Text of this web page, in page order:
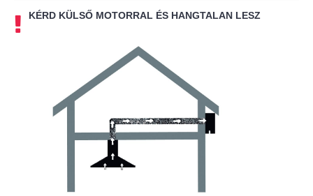
KÉRD KÜLSŐ MOTORRAL ÉS HANGTALAN LESZ